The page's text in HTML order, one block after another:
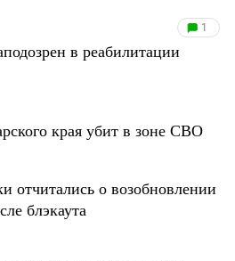
1
в реабилитации
края убит в зоне СВО
отчитались о возобновлении
блэкаута